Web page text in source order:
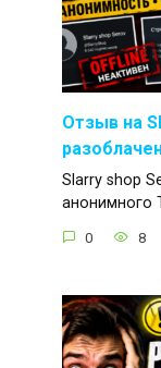
Отзыв на
Slarry shop
анонимного
0 8